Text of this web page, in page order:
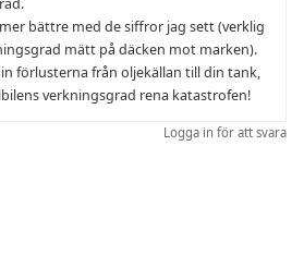
bättre med de siffror jag sett (verklig
mätt på däcken mot marken).
förlusterna från oljekällan till din tank,
verkningsgrad rena katastrofen!
Logga in för att svara